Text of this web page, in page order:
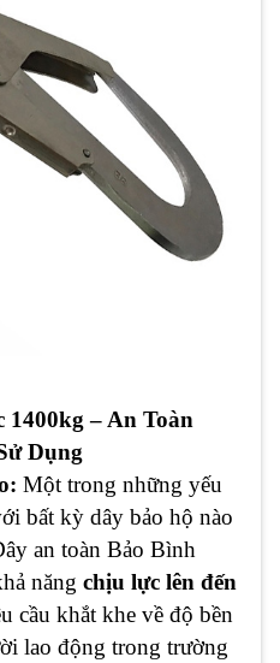
– An Toàn
Dụng
Một trong những yếu
bất kỳ dây bảo hộ nào
an toàn Bảo Bình
năng chịu lực lên đến
cầu khắt khe về độ bền
lao động trong trường